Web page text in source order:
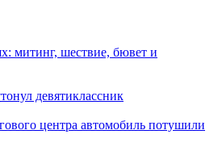
митинг, шествие, бювет и
девятиклассник
центра автомобиль потушили